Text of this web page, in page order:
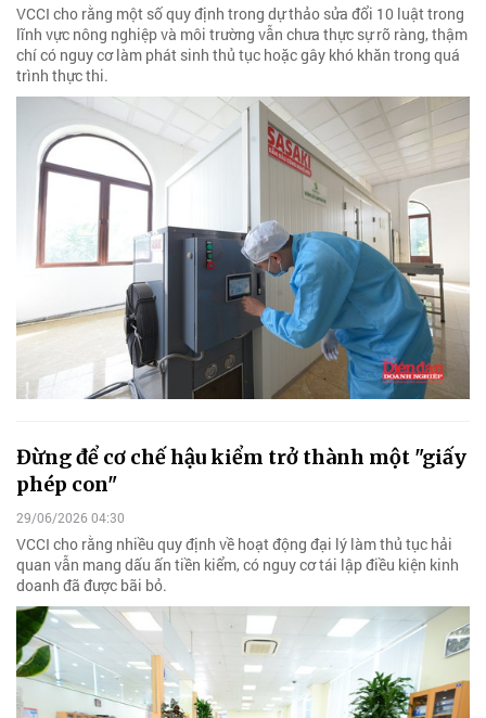
VCCI cho rằng một số quy định trong dự thảo sửa đổi 10 luật trong
lĩnh vực nông nghiệp và môi trường vẫn chưa thực sự rõ ràng, thậm
chí có nguy cơ làm phát sinh thủ tục hoặc gây khó khăn trong quá
trình thực thi.
Đừng để cơ chế hậu kiểm trở thành một "giấy
phép con"
29/06/2026 04:30
VCCI cho rằng nhiều quy định về hoạt động đại lý làm thủ tục hải
quan vẫn mang dấu ấn tiền kiểm, có nguy cơ tái lập điều kiện kinh
doanh đã được bãi bỏ.